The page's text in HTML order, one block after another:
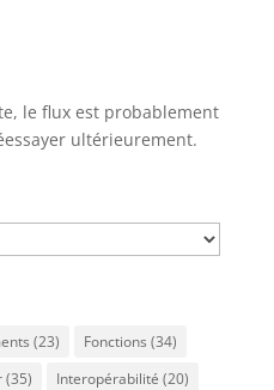
le flux est probablement
ultérieurement.
(23) Fonctions (34)
(35) Interopérabilité (20)